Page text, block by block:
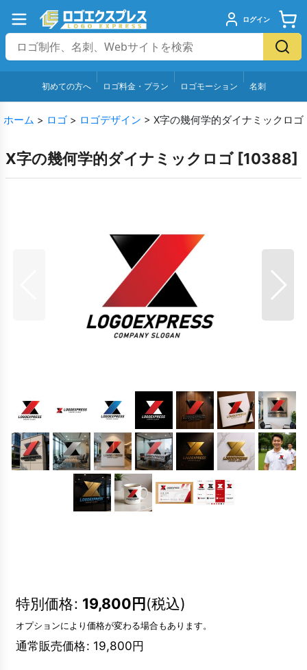
ログイン
初めての方へ ロゴ料金・プラン ロゴモーション 名刺
ホーム > ロゴ > ロゴデザイン > X字の幾何学的ダイナミックロゴ
X字の幾何学的ダイナミックロゴ [10388]
特別価格: 19,800円(税込)
オプションにより価格が変わる場合もあります。
通常販売価格: 19,800円